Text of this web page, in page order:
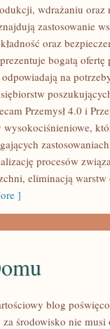
wdrażaniu oraz
zastosowanie
oraz
bogatą ofertę
na
Przemysł 4.0 i
procesów
eliminacją
]
blog
środowisko nie